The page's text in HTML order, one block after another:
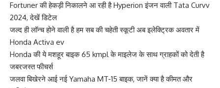
Fortuner की हेकड़ी निकालने आ रही है Hyperion इंजन वाली Tata Curvv
2024, देखें डिटेल
जल्द ही लॉन्च होने वाली है हम सब की चहेती स्कूटी अब इलेक्ट्रिक अवतार में
Honda Activa ev
Honda की ये मशहूर बाइक 65 kmpl के माइलेज के साथ ग्राहकों को देती है
जबरजस्त फीचर्स
जलवा बिखेरने आई नई Yamaha MT-15 बाइक, जानें क्या है कीमत और